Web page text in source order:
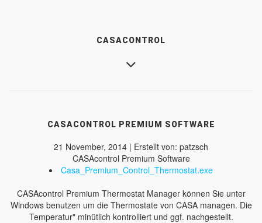
CASACONTROL
CASACONTROL PREMIUM SOFTWARE
21 November, 2014 | Erstellt von: patzsch
CASAcontrol Premium Software
Casa_Premium_Control_Thermostat.exe
CASAcontrol Premium Thermostat Manager können Sie unter
Windows benutzen um die Thermostate von CASA managen. Die
Temperatur" minütlich kontrolliert und ggf. nachgestellt.